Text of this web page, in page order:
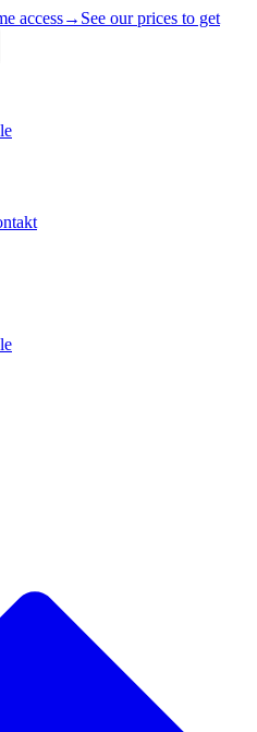
access→ See our prices to get